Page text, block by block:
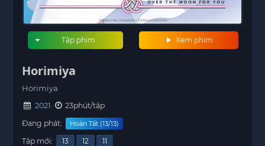
Xem phim
Tập phim
Horimiya
Horimiya
2021
23phút/tập
Đang phát:
Hoàn Tất (13/13)
Tập mới: 13 12
11